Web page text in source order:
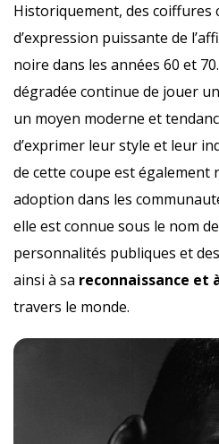
Historiquement, des coiffures
d’expression puissante de
noire dans les années 60 et
dégradée continue de jouer
un moyen moderne et
d’exprimer leur style et leur
de cette coupe est également
adoption dans les
elle est connue sous le nom
personnalités publiques et
ainsi à sa reconnaissance et
travers le monde.